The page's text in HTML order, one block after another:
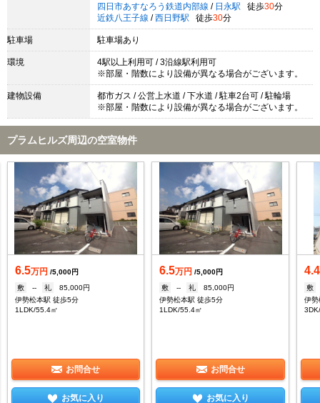
四日市あすなろう鉄道内部線 / 日永駅 徒歩30分
近鉄八王子線 / 西日野駅 徒歩30分
駐車場 駐車場あり
環境
4駅以上利用可 / 3沿線駅利用可
※部屋・階数により設備が異なる場合がございます。
建物設備
都市ガス / 公営上水道 / 下水道 / 駐車2台可 / 駐輪場
※部屋・階数により設備が異なる場合がございます。
プラムヒルズ周辺の空室物件
6.5万円 /5,000円
敷
-- 礼
85,000円
伊勢松本駅 徒歩5分
1LDK/55.4㎡
お問合せ
お気に入り
6.5万円 /5,000円
敷
-- 礼
85,000円
伊勢松本駅 徒歩5分
1LDK/55.4㎡
お問合せ
お気に入り
4.4
敷
伊勢